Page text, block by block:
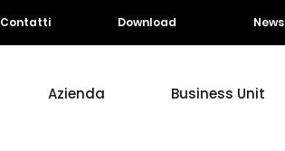
Azienda Business Unit
Contatti Download News